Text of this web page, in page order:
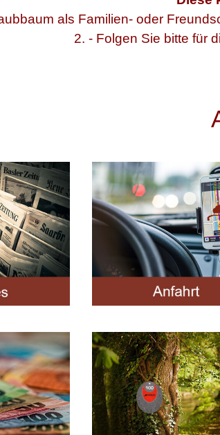
als Familien- oder
2. - Folgen Sie bitte für